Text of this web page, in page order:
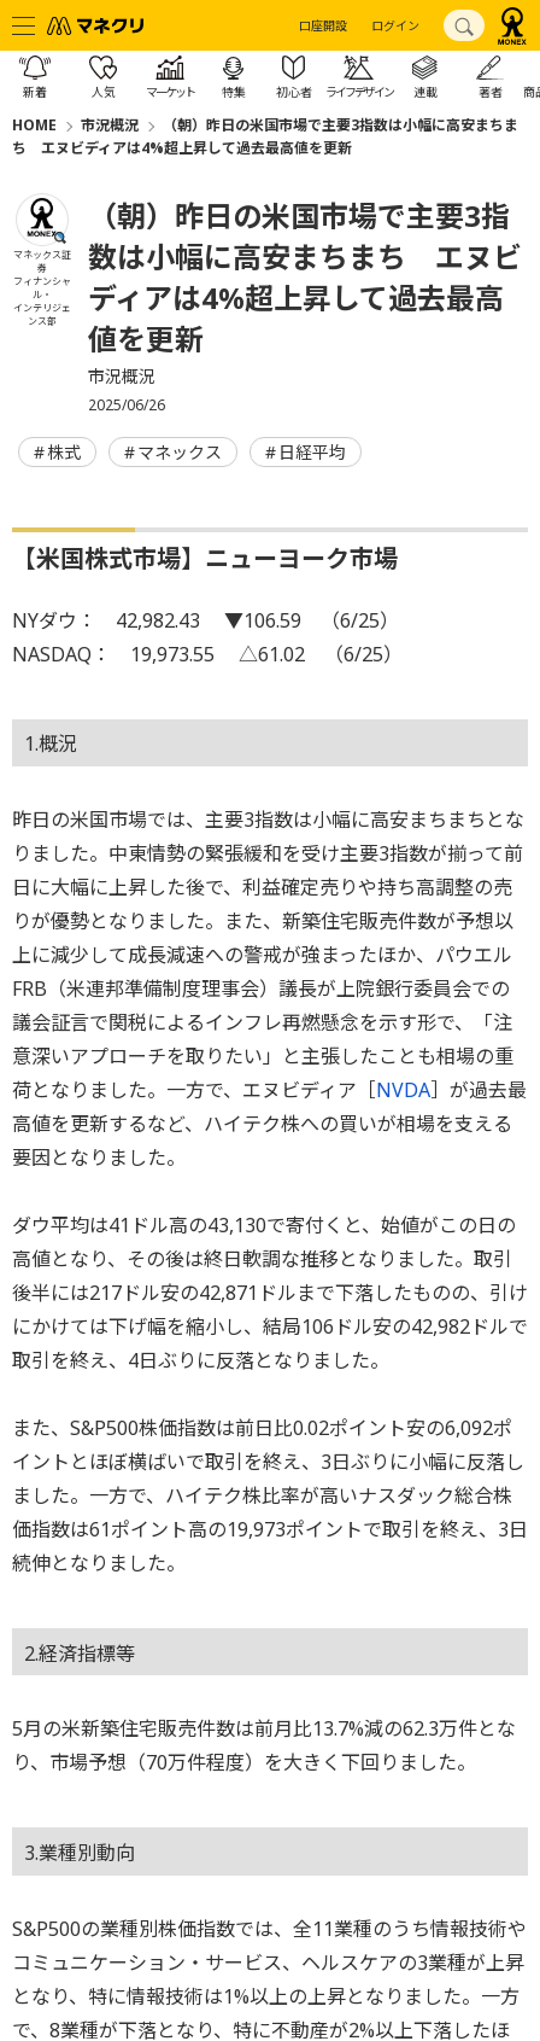
口座開設 ログイン
新着 人気 マーケット 特集 初心者 ライフデザイン 連載 著者 商
HOME 市況概況
（朝）昨日の米国市場で主要3指数は小幅に高安まちま
ち エヌビディアは4%超上昇して過去最高値を更新
マネックス証
券
フィナンシャ
ル・
インテリジェ
ンス部
（朝）昨日の米国市場で主要3指
数は小幅に高安まちまち エヌビ
ディアは4%超上昇して過去最高
値を更新
市況概況
2025/06/26
株式 マネックス 日経平均
【米国株式市場】ニューヨーク市場
NYダウ： 42,982.43 ▼106.59 （6/25）
NASDAQ： 19,973.55 △61.02 （6/25）
1.概況
昨日の米国市場では、主要3指数は小幅に高安まちまちとな
りました。中東情勢の緊張緩和を受け主要3指数が揃って前
日に大幅に上昇した後で、利益確定売りや持ち高調整の売
りが優勢となりました。また、新築住宅販売件数が予想以
上に減少して成長減速への警戒が強まったほか、パウエル
FRB（米連邦準備制度理事会）議長が上院銀行委員会での
議会証言で関税によるインフレ再燃懸念を示す形で、「注
意深いアプローチを取りたい」と主張したことも相場の重
荷となりました。一方で、エヌビディア［NVDA］が過去最
高値を更新するなど、ハイテク株への買いが相場を支える
要因となりました。
ダウ平均は41ドル高の43,130で寄付くと、始値がこの日の
高値となり、その後は終日軟調な推移となりました。取引
後半には217ドル安の42,871ドルまで下落したものの、引け
にかけては下げ幅を縮小し、結局106ドル安の42,982ドルで
取引を終え、4日ぶりに反落となりました。
また、S&P500株価指数は前日比0.02ポイント安の6,092ポ
イントとほぼ横ばいで取引を終え、3日ぶりに小幅に反落し
ました。一方で、ハイテク株比率が高いナスダック総合株
価指数は61ポイント高の19,973ポイントで取引を終え、3日
続伸となりました。
2.経済指標等
5月の米新築住宅販売件数は前月比13.7%減の62.3万件とな
り、市場予想（70万件程度）を大きく下回りました。
3.業種別動向
S&P500の業種別株価指数では、全11業種のうち情報技術や
コミュニケーション・サービス、ヘルスケアの3業種が上昇
となり、特に情報技術は1%以上の上昇となりました。一方
で、8業種が下落となり、特に不動産が2%以上下落したほ